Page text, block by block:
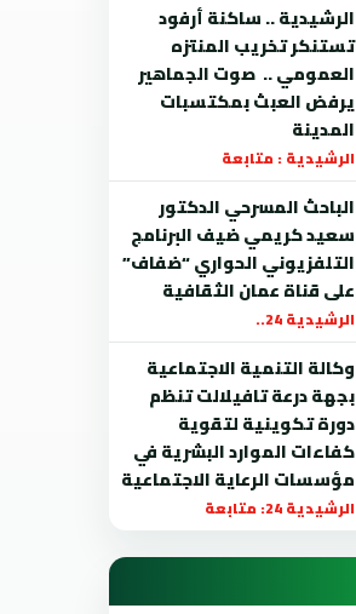
الرشيدية .. ساكنة أرفود
تستنكر تخريب المنتزه
العمومي .. صوت الجماهير
يرفض العبث بمكتسبات
المدينة
الرشيدية : متابعة
الباحث المسرحي الدكتور
سعيد كريمي ضيف البرنامج
التلفزيوني الحواري “ضفاف”
على قناة عمان الثقافية
الرشيدية 24..
وكالة التنمية الاجتماعية
بجهة درعة تافيلالت تنظم
دورة تكوينية لتقوية
كفاءات الموارد البشرية في
مؤسسات الرعاية الاجتماعية
الرشيدية 24: متابعة